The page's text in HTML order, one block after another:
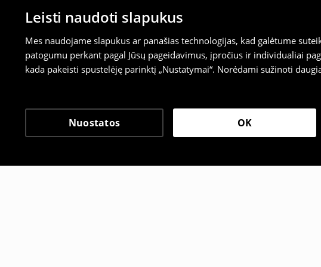
Leisti naudoti slapukus
Mes naudojame slapukus ar panašias technologijas, kad galėtume
patogumu perkant pagal Jūsų pageidavimus, įpročius ir individualiai
kada pakeisti spustelėję parinktį „Nustatymai“. Norėdami sužinoti
Nuostatos OK